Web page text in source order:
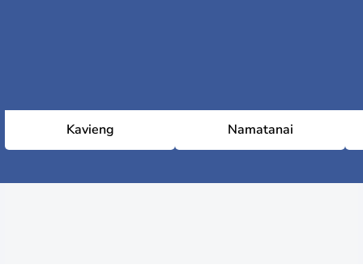
Kavieng Namatanai